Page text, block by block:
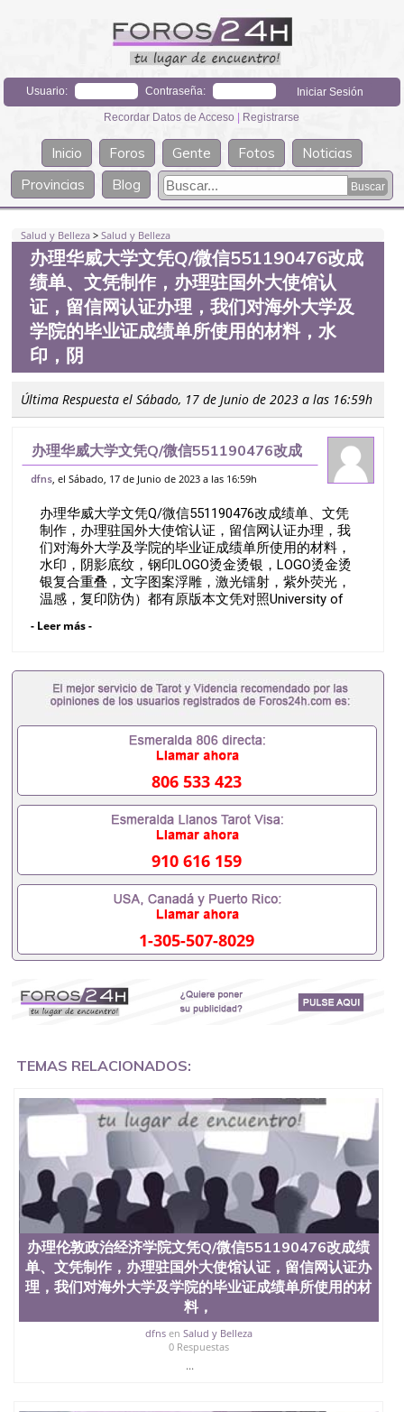
Usuario: Contraseña:
Recordar Datos de Acceso | Registrarse
Inicio Foros Gente Fotos
Noticias
Provincias
Blog
Salud y Belleza >Salud y Belleza
办理华威大学文凭Q/微信551190476改成
绩单、文凭制作，办理驻国外大使馆认
证，留信网认证办理，我们对海外大学及
学院的毕业证成绩单所使用的材料，水
印，阴
Última Respuesta el Sábado, 17 de Junio de 2023 a las 16:59h
办理华威大学文凭Q/微信551190476改成
绩单、文凭制作，办理驻国外大使馆认证，
毕业证成绩单所使用的材料，水印，阴
dfns , el Sábado, 17 de Junio de 2023 a las 16:59h
办理华威大学文凭Q/微信551190476改成绩单、文凭
制作，办理驻国外大使馆认证，留信网认证办理，我
们对海外大学及学院的毕业证成绩单所使用的材料，
水印，阴影底纹，钢印LOGO烫金烫银，LOGO烫金烫
银复合重叠，文字图案浮雕，激光镭射，紫外荧光，
温感，复印防伪）都有原版本文凭对照University of
业证成绩单办理教育部认证办理大使馆认证办理留学
办理学生卡办理录取通知书办理学位证书办理美国文
凭办理澳洲文凭办理英国文凭办理加拿大文凭办理德
国文凭 一、快速办理材料： 1、毕业证+成绩单+留学
套留学回国必备证明材料，给父母及亲朋好友一份完
美交代）； 2、雅思、托福，OFFER，在读证明，学
工签都可以用到）。 注：上述材料，随时都可以安排
办理，毕业证成绩单，学校，专业，学位，毕业时间
都可以根据客户要求安排。 国内找工作假的毕业证可
以用吗551190476假的毕业证成绩单可以办学历认证
吗551190476要定居国外需要办理什么材料
551190476入职事业单位/国企假的毕业证会查吗
551190476入职国企/事业单位需要些什么材料
551190476办理假毕业证在国内能用吗, 挂科拿不到毕
业证怎么办, 毕业证丢了怎么办, 没有正常毕业怎么办
理毕业证,没毕业可以办学历认证吗,您是否因为中途
辍学、挂科而没有正常毕业551190476您是否因为递
毕业而导致回国得不到教育部认证在校挂科了不想读
了,成绩不理想毕不了业怎么办551190476找工作没有
551190476哪里可以买国外文凭551190476国外本科
吗551190476怎么办理 外假毕业证551190476哪里可
以制作美国毕业证551190476哪里可以办理澳洲毕业
证551190476留学生在哪里可以买假毕业证
551190476哪里可以办理加拿大毕业证551190476申
请学校办理假的毕业证成绩单可以吗551190476哪里
可以办理水印成绩单551190476哪里可以修改成绩单
GPA分数551190476假毕业证能查出来吗551190476
假文凭网上能查到吗551190476 如何拿到国外毕业证
QQ微信551190476办假大学毕业证QQ微信551190476
国外毕业证去哪认证QQ微信551190476找毕业证封皮
QQ微信551190476国外毕业证外壳定制QQ微信
551190476快速代办国外毕业证QQ微信551190476快
速拿到国外文凭QQ微信551190476国外留学文凭认证
QQ微信551190476国外文凭回国认证QQ微信
551190476泰国文凭办理QQ微信551190476法国留学
回国证明QQ微信551190476 国外烫金照片QQ微信
551190476外国文凭在中国有用吗QQ微信551190476
- Leer más -
806 533 423
910 616 159
1-305-507-8029
TEMAS RELACIONADOS:
办理伦敦政治经济学院文凭Q/微信551190476改成绩
单、文凭制作，办理驻国外大使馆认证，留信网认证办
理，我们对海外大学及学院的毕业证成绩单所使用的材
料，
dfnsen Salud y Belleza
0 Respuestas
...